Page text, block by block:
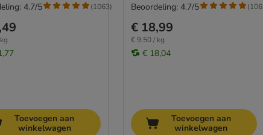
4.7/5 (1063)
Toevoegen aan
winkelwagen
€ 18,99
€ 9,50 / kg
€ 18,04
Beoordeling: 4.7/5 (
Toevoegen aan
winkelwagen